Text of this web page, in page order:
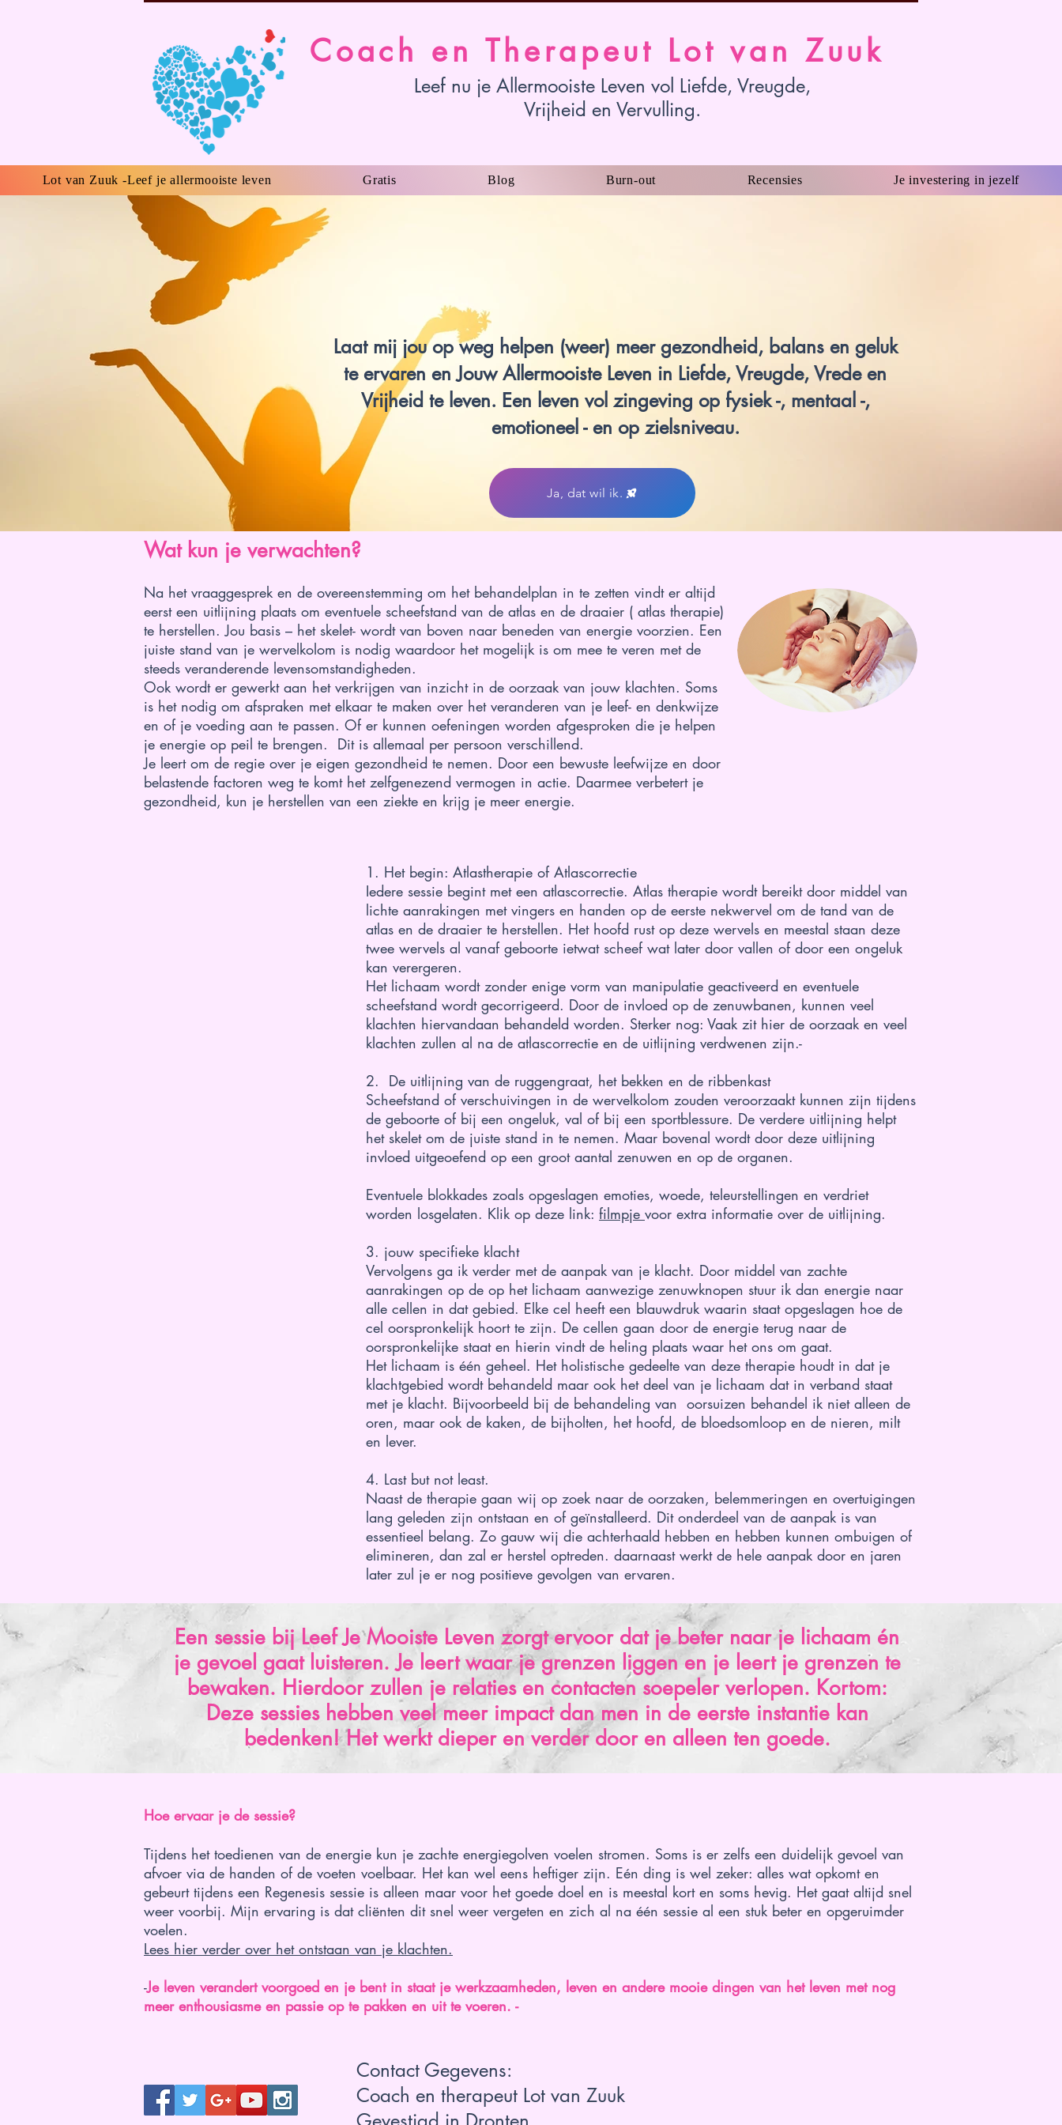
Coach en Therapeut Lot van Zuuk
Leef nu je Allermooiste Leven vol Liefde, Vreugde,
Vrijheid en Vervulling.
Lot van Zuuk -Leef je allermooiste leven Gratis Blog Burn-out Recensies Je investering in jezelf
www.lotvanzuuk.nl.jpg
Laat mij jou op weg helpen (weer) meer gezondheid, balans en geluk
te ervaren en Jouw Allermooiste Leven in Liefde, Vreugde, Vrede en
Vrijheid te leven. Een leven vol zingeving op fysiek -, mentaal -,
emotioneel - en op zielsniveau.
Ja, dat wil ik.
Wat kun je verwachten?
Na het vraaggesprek en de overeenstemming om het behandelplan in te zetten vindt er altijd
eerst een uitlijning plaats om eventuele scheefstand van de atlas en de draaier ( atlas therapie)
te herstellen. Jou basis – het skelet- wordt van boven naar beneden van energie voorzien. Een
juiste stand van je wervelkolom is nodig waardoor het mogelijk is om mee te veren met de
steeds veranderende levensomstandigheden.
Ook wordt er gewerkt aan het verkrijgen van inzicht in de oorzaak van jouw klachten. Soms
is het nodig om afspraken met elkaar te maken over het veranderen van je leef- en denkwijze
en of je voeding aan te passen. Of er kunnen oefeningen worden afgesproken die je helpen
je energie op peil te brengen. Dit is allemaal per persoon verschillend.
Je leert om de regie over je eigen gezondheid te nemen. Door een bewuste leefwijze en door
belastende factoren weg te komt het zelfgenezend vermogen in actie. Daarmee verbetert je
gezondheid, kun je herstellen van een ziekte en krijg je meer energie.
1. Het begin: Atlastherapie of Atlascorrectie
Iedere sessie begint met een atlascorrectie. Atlas therapie wordt bereikt door middel van
lichte aanrakingen met vingers en handen op de eerste nekwervel om de tand van de
atlas en de draaier te herstellen. Het hoofd rust op deze wervels en meestal staan deze
twee wervels al vanaf geboorte ietwat scheef wat later door vallen of door een ongeluk
kan verergeren.
Het lichaam wordt zonder enige vorm van manipulatie geactiveerd en eventuele
scheefstand wordt gecorrigeerd. Door de invloed op de zenuwbanen, kunnen veel
klachten hiervandaan behandeld worden. Sterker nog: Vaak zit hier de oorzaak en veel
klachten zullen al na de atlascorrectie en de uitlijning verdwenen zijn.-
2. De uitlijning van de ruggengraat, het bekken en de ribbenkast
Scheefstand of verschuivingen in de wervelkolom zouden veroorzaakt kunnen zijn tijdens
de geboorte of bij een ongeluk, val of bij een sportblessure. De verdere uitlijning helpt
het skelet om de juiste stand in te nemen. Maar bovenal wordt door deze uitlijning
invloed uitgeoefend op een groot aantal zenuwen en op de organen.
Eventuele blokkades zoals opgeslagen emoties, woede, teleurstellingen en verdriet
worden losgelaten. Klik op deze link: filmpje voor extra informatie over de uitlijning.
3. jouw specifieke klacht
Vervolgens ga ik verder met de aanpak van je klacht. Door middel van zachte
aanrakingen op de op het lichaam aanwezige zenuwknopen stuur ik dan energie naar
alle cellen in dat gebied. Elke cel heeft een blauwdruk waarin staat opgeslagen hoe de
cel oorspronkelijk hoort te zijn. De cellen gaan door de energie terug naar de
oorspronkelijke staat en hierin vindt de heling plaats waar het ons om gaat.
Het lichaam is één geheel. Het holistische gedeelte van deze therapie houdt in dat je
klachtgebied wordt behandeld maar ook het deel van je lichaam dat in verband staat
met je klacht. Bijvoorbeeld bij de behandeling van oorsuizen behandel ik niet alleen de
oren, maar ook de kaken, de bijholten, het hoofd, de bloedsomloop en de nieren, milt
en lever.
4. Last but not least.
Naast de therapie gaan wij op zoek naar de oorzaken, belemmeringen en overtuigingen
lang geleden zijn ontstaan en of geïnstalleerd. Dit onderdeel van de aanpak is van
essentieel belang. Zo gauw wij die achterhaald hebben en hebben kunnen ombuigen of
elimineren, dan zal er herstel optreden. daarnaast werkt de hele aanpak door en jaren
later zul je er nog positieve gevolgen van ervaren.
Een sessie bij Leef Je Mooiste Leven zorgt ervoor dat je beter naar je lichaam én
je gevoel gaat luisteren. Je leert waar je grenzen liggen en je leert je grenzen te
bewaken. Hierdoor zullen je relaties en contacten soepeler verlopen. Kortom:
Deze sessies hebben veel meer impact dan men in de eerste instantie kan
bedenken! Het werkt dieper en verder door en alleen ten goede.
Hoe ervaar je de sessie?
Tijdens het toedienen van de energie kun je zachte energiegolven voelen stromen. Soms is er zelfs een duidelijk gevoel van
afvoer via de handen of de voeten voelbaar. Het kan wel eens heftiger zijn. Eén ding is wel zeker: alles wat opkomt en
gebeurt tijdens een Regenesis sessie is alleen maar voor het goede doel en is meestal kort en soms hevig. Het gaat altijd snel
weer voorbij. Mijn ervaring is dat cliënten dit snel weer vergeten en zich al na één sessie al een stuk beter en opgeruimder
voelen.
Lees hier verder over het ontstaan van je klachten.
-Je leven verandert voorgoed en je bent in staat je werkzaamheden, leven en andere mooie dingen van het leven met nog
meer enthousiasme en passie op te pakken en uit te voeren. -
Contact Gegevens:
Coach en therapeut Lot van Zuuk